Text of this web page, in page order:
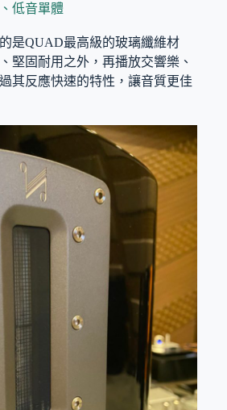
低音單體
是QUAD最高級的玻璃纖維材
堅固耐用之外，再播放交響樂、
其反應快速的特性，讓音質更佳